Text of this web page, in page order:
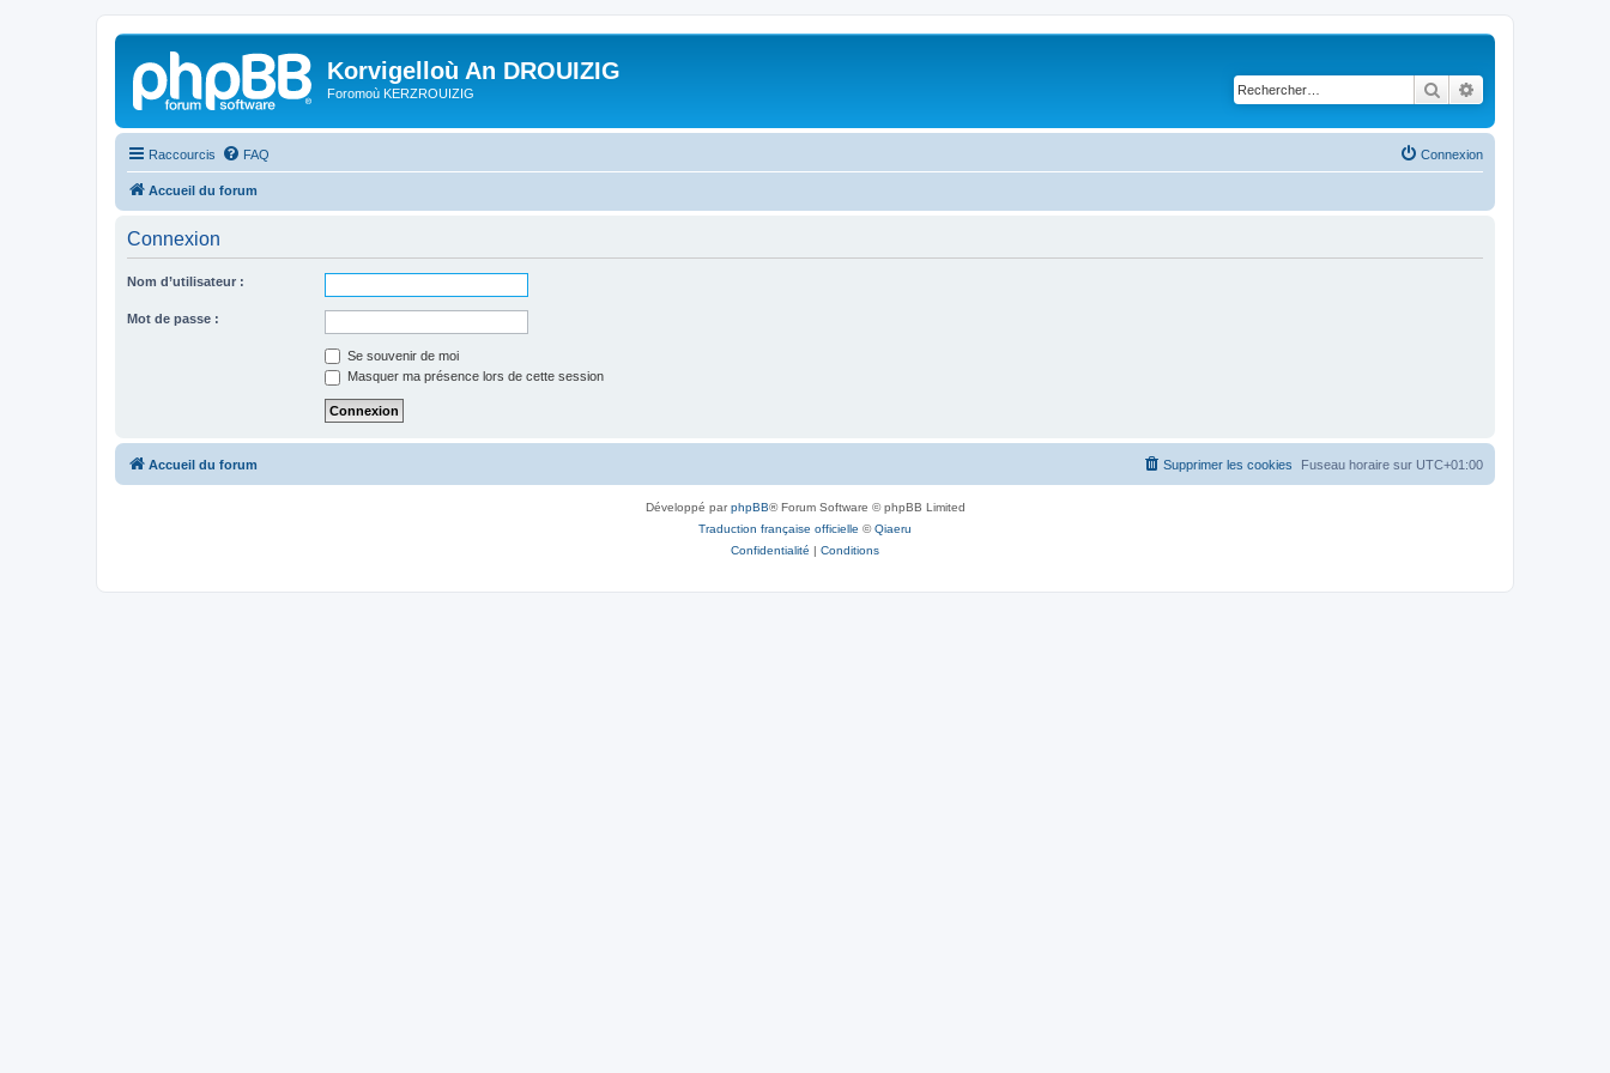
Korvigelloù An DROUIZIG
Foromoù KERZROUIZIG Rechercher
Raccourcis FAQ Connexion
Accueil du forum
Connexion
Nom d’utilisateur :
Mot de passe :
Se souvenir de moi
Masquer ma présence lors de cette session
Accueil du forum Fuseau horaire sur UTC+01:00
Supprimer les cookies
Développé parphpBB® Forum Software © phpBB Limited
Traduction française officielle ©Qiaeru
Confidentialité | Conditions